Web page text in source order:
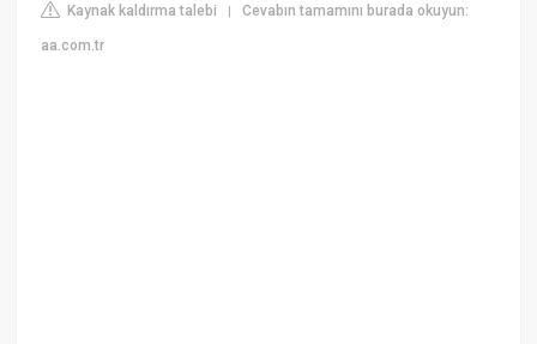
Kaynak kaldırma talebi |Cevabın tamamını burada okuyun:
aa.com.tr